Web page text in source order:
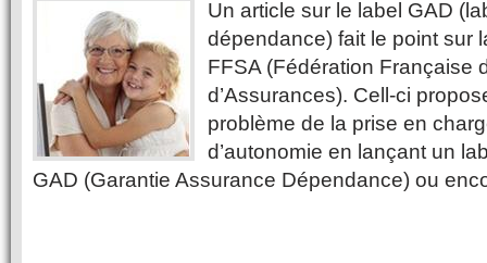
Un article sur le label GAD
dépendance) fait le point sur
FFSA (Fédération Française
d’Assurances). Cell-ci
problème de la prise en
d’autonomie en lançant un
GAD (Garantie Assurance Dépendance) ou